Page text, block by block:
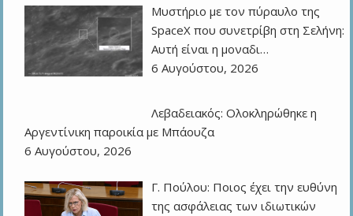
Μυστήριο με τον πύραυλο της
SpaceX που συνετρίβη στη Σελήνη:
Αυτή είναι η μοναδι…
6 Αυγούστου, 2026
Λεβαδειακός: Ολοκληρώθηκε η
Αργεντίνικη παροικία με Μπάουζα
6 Αυγούστου, 2026
Γ. Πούλου: Ποιος έχει την ευθύνη
της ασφάλειας των ιδιωτικών